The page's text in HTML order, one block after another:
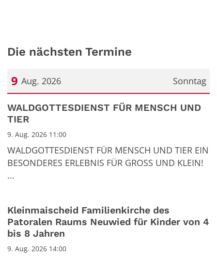
Die nächsten Termine
Sonntag
9 Aug. 2026
Datum: 9. August 2026
WALDGOTTESDIENST FÜR MENSCH UND
TIER
9. Aug. 2026 11:00
WALDGOTTESDIENST FÜR MENSCH UND TIER EIN
BESONDERES ERLEBNIS FÜR GROSS UND KLEIN!
...
Kleinmaischeid Familienkirche des
Patoralen Raums Neuwied für Kinder von 4
bis 8 Jahren
9. Aug. 2026 14:00